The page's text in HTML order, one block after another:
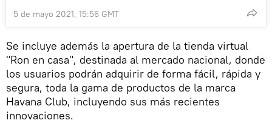
5 de mayo 2021, 15:56 GMT
Se incluye además la apertura de la tienda virtual
"Ron en casa", destinada al mercado nacional, donde
los usuarios podrán adquirir de forma fácil, rápida y
segura, toda la gama de productos de la marca
Havana Club, incluyendo sus más recientes
innovaciones.